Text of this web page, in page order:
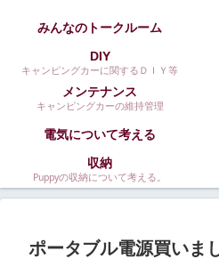
みんなのトークルーム
DIY
キャンピングカーに関するＤＩＹ等
メンテナンス
キャンピングカーの維持管理
電気について考える
収納
Puppyの収納について考える。
ポータブル電源買いま